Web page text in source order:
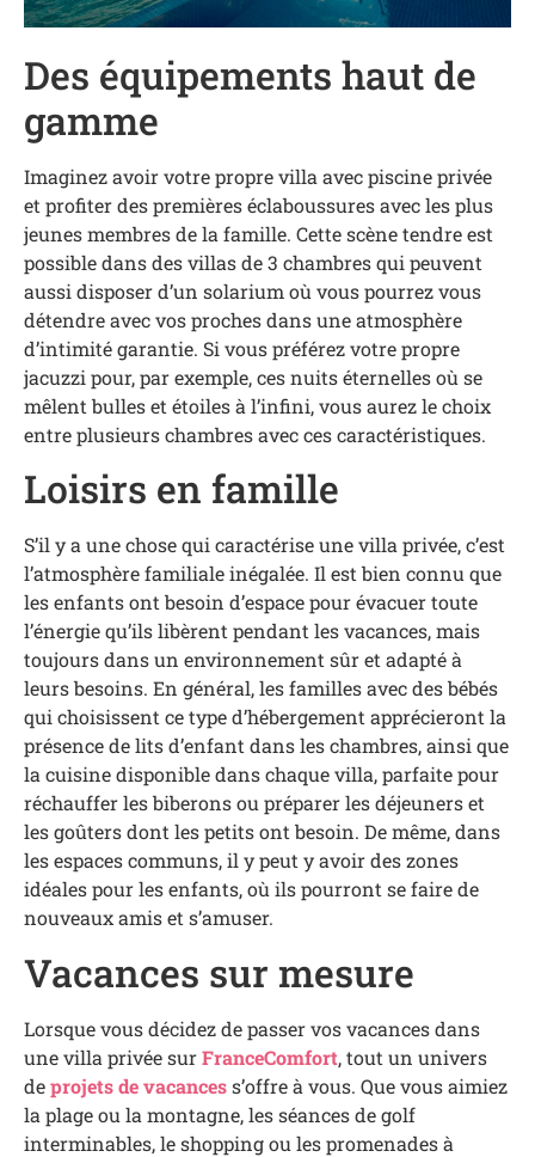
Des équipements haut de
gamme
Imaginez avoir votre propre villa avec piscine privée
et profiter des premières éclaboussures avec les plus
jeunes membres de la famille. Cette scène tendre est
possible dans des villas de 3 chambres qui peuvent
aussi disposer d’un solarium où vous pourrez vous
détendre avec vos proches dans une atmosphère
d’intimité garantie. Si vous préférez votre propre
jacuzzi pour, par exemple, ces nuits éternelles où se
mêlent bulles et étoiles à l’infini, vous aurez le choix
entre plusieurs chambres avec ces caractéristiques.
Loisirs en famille
S’il y a une chose qui caractérise une villa privée, c’est
l’atmosphère familiale inégalée. Il est bien connu que
les enfants ont besoin d’espace pour évacuer toute
l’énergie qu’ils libèrent pendant les vacances, mais
toujours dans un environnement sûr et adapté à
leurs besoins. En général, les familles avec des bébés
qui choisissent ce type d’hébergement apprécieront la
présence de lits d’enfant dans les chambres, ainsi que
la cuisine disponible dans chaque villa, parfaite pour
réchauffer les biberons ou préparer les déjeuners et
les goûters dont les petits ont besoin. De même, dans
les espaces communs, il y peut y avoir des zones
idéales pour les enfants, où ils pourront se faire de
nouveaux amis et s’amuser.
Vacances sur mesure
Lorsque vous décidez de passer vos vacances dans
une villa privée surFranceComfort, tout un univers
deprojets de vacancess’offre à vous. Que vous aimiez
la plage ou la montagne, les séances de golf
interminables, le shopping ou les promenades à